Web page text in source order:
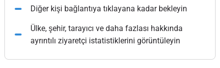
Diğer kişi bağlantıya tıklayana kadar bekleyin
Ülke, şehir, tarayıcı ve daha fazlası hakkında
ayrıntılı ziyaretçi istatistiklerini görüntüleyin